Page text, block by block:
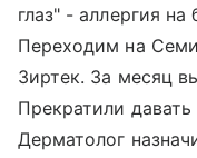
глаз" - аллергия
Переходим на
Зиртек. За месяц
Прекратили
Дерматолог